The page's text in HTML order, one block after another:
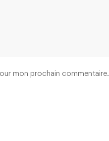
mon prochain commentaire.